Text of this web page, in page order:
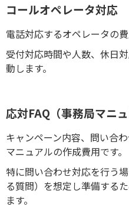
コールオペレータ対応
電話対応するオペレータの費
受付対応時間や人数、休日
動します。
応対FAQ（事務局マニ
キャンペーン内容、問い合
マニュアルの作成費用です。
特に問い合わせ対応を行う
る質問）を想定し準備する
ます。